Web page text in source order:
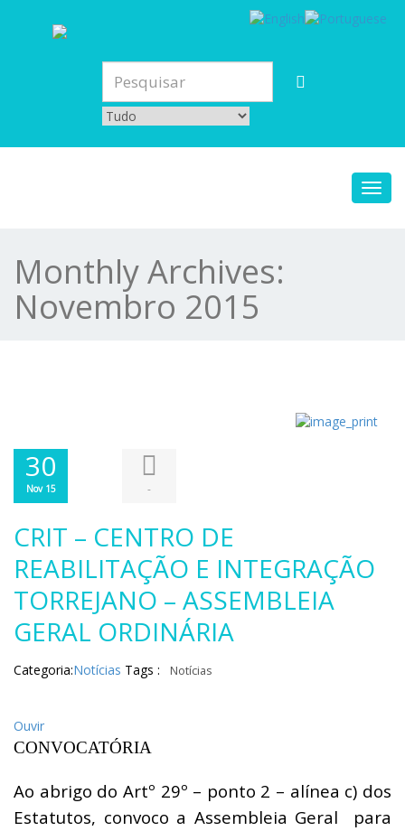
Monthly Archives:
Novembro 2015
30
Nov 15 -
CRIT – CENTRO DE
REABILITAÇÃO E INTEGRAÇÃO
TORREJANO – ASSEMBLEIA
GERAL ORDINÁRIA
Categoria:Notícias Tags : Notícias
Ouvir
CONVOCATÓRIA
Ao abrigo do Artº 29º – ponto 2 – alínea c) dos
Estatutos, convoco a Assembleia Geral para